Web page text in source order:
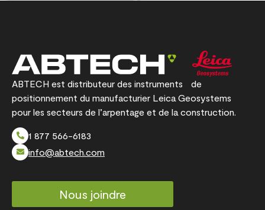
ABTECH est distributeur des instruments de
positionnement du manufacturier Leica Geosystems
pour les secteurs de l’arpentage et de la construction.
1 877 566-6183
info@abtech.com
Nous joindre